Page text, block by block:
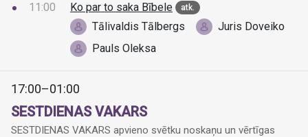
11:00
Ko par to saka Bībele atk.
Tālivaldis Tālbergs
Juris Doveiko
Pauls Oleksa
17:00–01:00
SESTDIENAS VAKARS
SESTDIENAS VAKARS apvieno svētku noskaņu un vērtīgas